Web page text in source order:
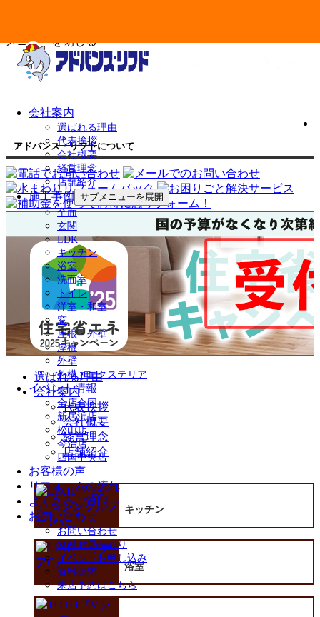
会社案内
選ばれる理由
代表挨拶
会社概要
経営理念
店舗紹介
施工事例 サブメニューを展開
全面
玄関
LDK
キッチン
浴室
洗面室
トイレ
洋室・和室
窓
屋根・外壁
屋根
外壁
外構・エクステリア
イベント情報
全店合同
新居浜店
松山店
今治店
四国中央店
お客様の声
リフォームの流れ
よくあるご質問
お問い合わせ
お問い合わせ
無料お見積もり
イベントお申し込み
資料請求
来店予約はこちら
メニューを閉じる
アドバンス・リフドについて
選ばれる理由
会社案内
代表挨拶
会社概要
経営理念
店舗紹介
キッチン
浴室